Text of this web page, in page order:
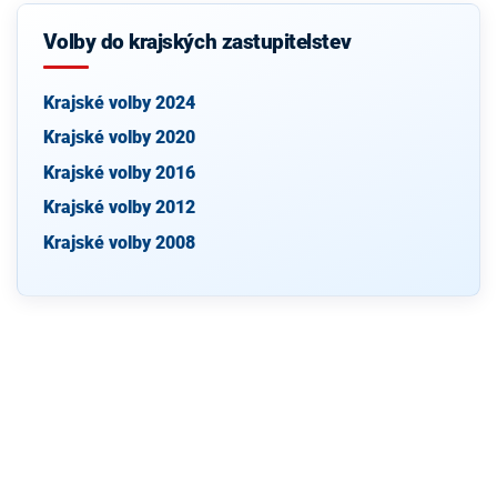
Volby do krajských zastupitelstev
Krajské volby 2024
Krajské volby 2020
Krajské volby 2016
Krajské volby 2012
Krajské volby 2008